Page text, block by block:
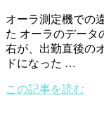
オーラ測定機での
た オーラのデータ
右が、出勤直後の
ドになった …
この記事を読む